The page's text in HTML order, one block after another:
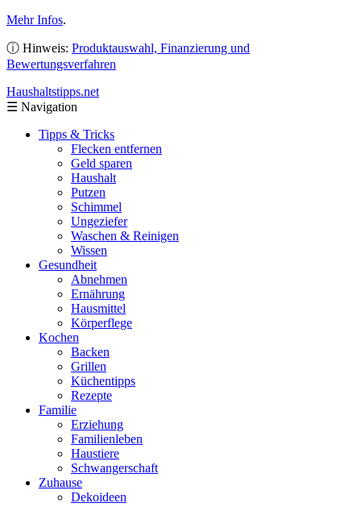
Mehr Infos.
ⓘ Hinweis: Produktauswahl, Finanzierung und
Bewertungsverfahren
Haushaltstipps.net
☰ Navigation
Tipps & Tricks
Flecken entfernen
Geld sparen
Haushalt
Putzen
Schimmel
Ungeziefer
Waschen & Reinigen
Wissen
Gesundheit
Abnehmen
Ernährung
Hausmittel
Körperflege
Kochen
Backen
Grillen
Küchentipps
Rezepte
Familie
Erziehung
Familienleben
Haustiere
Schwangerschaft
Zuhause
Dekoideen